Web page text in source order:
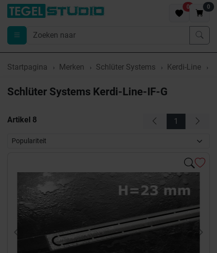
0 0
Startpagina Merken Schlüter Systems Kerdi-Line
Schlüter Systems Kerdi-Line-IF-G
Artikel 8 1
Previous Next